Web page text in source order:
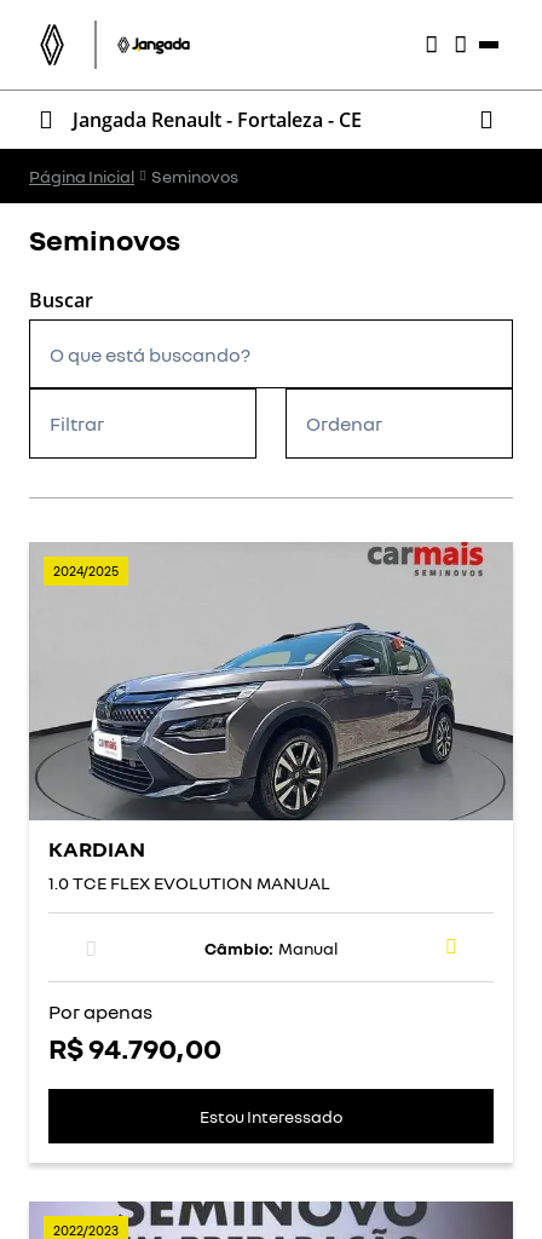
Jangada Renault - Fortaleza - CE
Página Inicial Seminovos
Seminovos
Filtrar Ordenar
2024/2025
KARDIAN
1.0 TCE FLEX EVOLUTION MANUAL
Câmbio: Manual
Por apenas
R$ 94.790,00
Estou Interessado
2022/2023